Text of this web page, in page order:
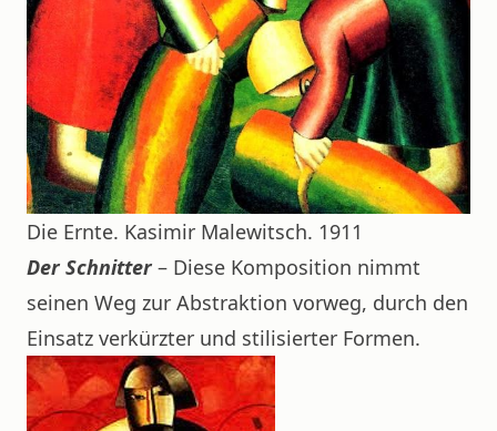
Die Ernte. Kasimir Malewitsch. 1911
Der Schnitter – Diese Komposition nimmt
seinen Weg zur Abstraktion vorweg, durch den
Einsatz verkürzter und stilisierter Formen.